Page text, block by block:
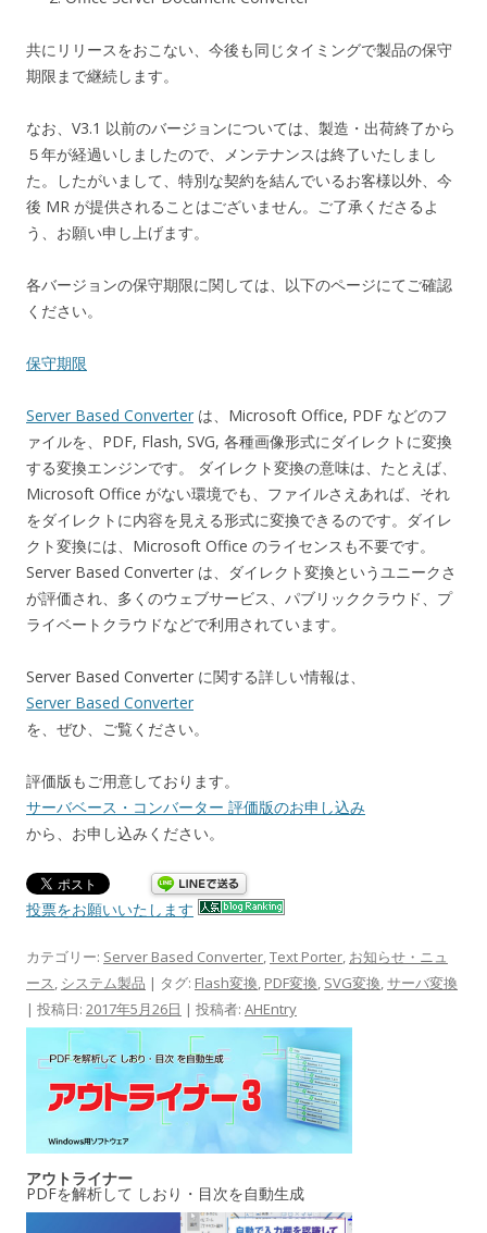
共にリリースをおこない、今後も同じタイミングで製品の保守
期限まで継続します。
なお、V3.1 以前のバージョンについては、製造・出荷終了から
５年が経過いしましたので、メンテナンスは終了いたしまし
た。したがいまして、特別な契約を結んでいるお客様以外、今
後 MR が提供されることはございません。ご了承くださるよ
う、お願い申し上げます。
各バージョンの保守期限に関しては、以下のページにてご確認
ください。
保守期限
Server Based Converter は、Microsoft Office, PDF などのフ
ァイルを、PDF, Flash, SVG, 各種画像形式にダイレクトに変換
する変換エンジンです。 ダイレクト変換の意味は、たとえば、
Microsoft Office がない環境でも、ファイルさえあれば、それ
をダイレクトに内容を見える形式に変換できるのです。ダイレ
クト変換には、Microsoft Office のライセンスも不要です。
Server Based Converter は、ダイレクト変換というユニークさ
が評価され、多くのウェブサービス、パブリッククラウド、プ
ライベートクラウドなどで利用されています。
Server Based Converter に関する詳しい情報は、
Server Based Converter
を、ぜひ、ご覧ください。
評価版もご用意しております。
サーバベース・コンバーター 評価版のお申し込み
から、お申し込みください。
投票をお願いいたします
カテゴリー: Server Based Converter,Text Porter, お知らせ・ニュ
ース, システム製品 | タグ: Flash変換, PDF変換, SVG変換,サーバ変換
| 投稿日: 2017年5月26日 | 投稿者: AHEntry
アウトライナー
PDFを解析して しおり・目次を自動生成